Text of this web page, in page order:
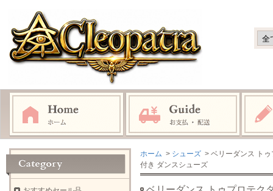
ホーム > シューズ > ベリーダンス ト
付き ダンスシューズ